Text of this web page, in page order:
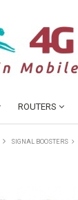
ROUTERS
SIGNAL BOOSTERS